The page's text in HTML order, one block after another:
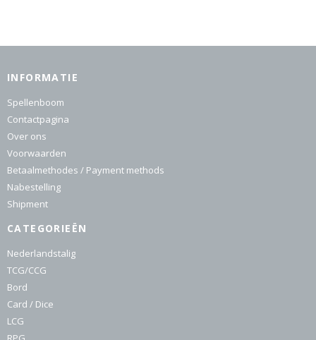
INFORMATIE
Spellenboom
Contactpagina
Over ons
Voorwaarden
Betaalmethodes / Payment methods
Nabestelling
Shipment
CATEGORIEËN
Nederlandstalig
TCG/CCG
Bord
Card / Dice
LCG